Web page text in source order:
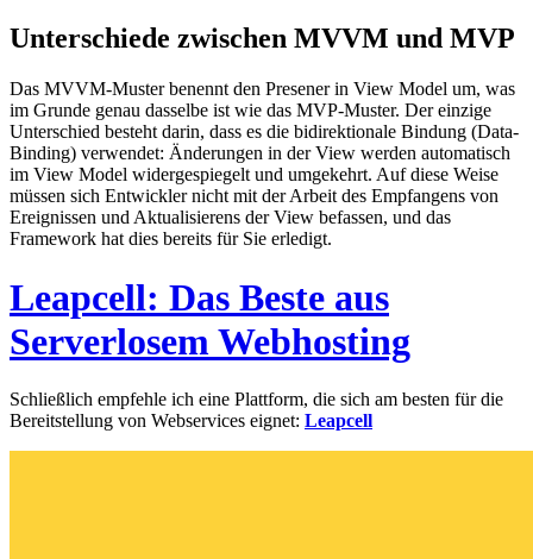
Unterschiede zwischen MVVM und MVP
Das MVVM-Muster benennt den Presener in View Model um, was
im Grunde genau dasselbe ist wie das MVP-Muster. Der einzige
Unterschied besteht darin, dass es die bidirektionale Bindung (Data-
Binding) verwendet: Änderungen in der View werden automatisch
im View Model widergespiegelt und umgekehrt. Auf diese Weise
müssen sich Entwickler nicht mit der Arbeit des Empfangens von
Ereignissen und Aktualisierens der View befassen, und das
Framework hat dies bereits für Sie erledigt.
Leapcell: Das Beste aus
Serverlosem Webhosting
Schließlich empfehle ich eine Plattform, die sich am besten für die
Bereitstellung von Webservices eignet: Leapcell